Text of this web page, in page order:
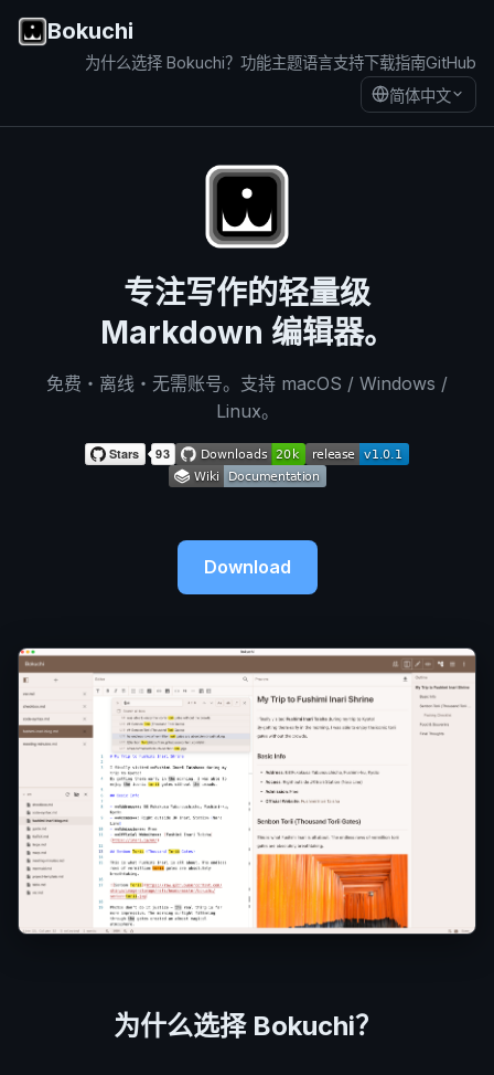
Bokuchi
为什么选择 Bokuchi？ 功能主题语言支持下载指南GitHub
简体中文
专注写作的轻量级
Markdown 编辑器。
免费・离线・无需账号。支持 macOS / Windows /
Linux。
Download
为什么选择 Bokuchi？